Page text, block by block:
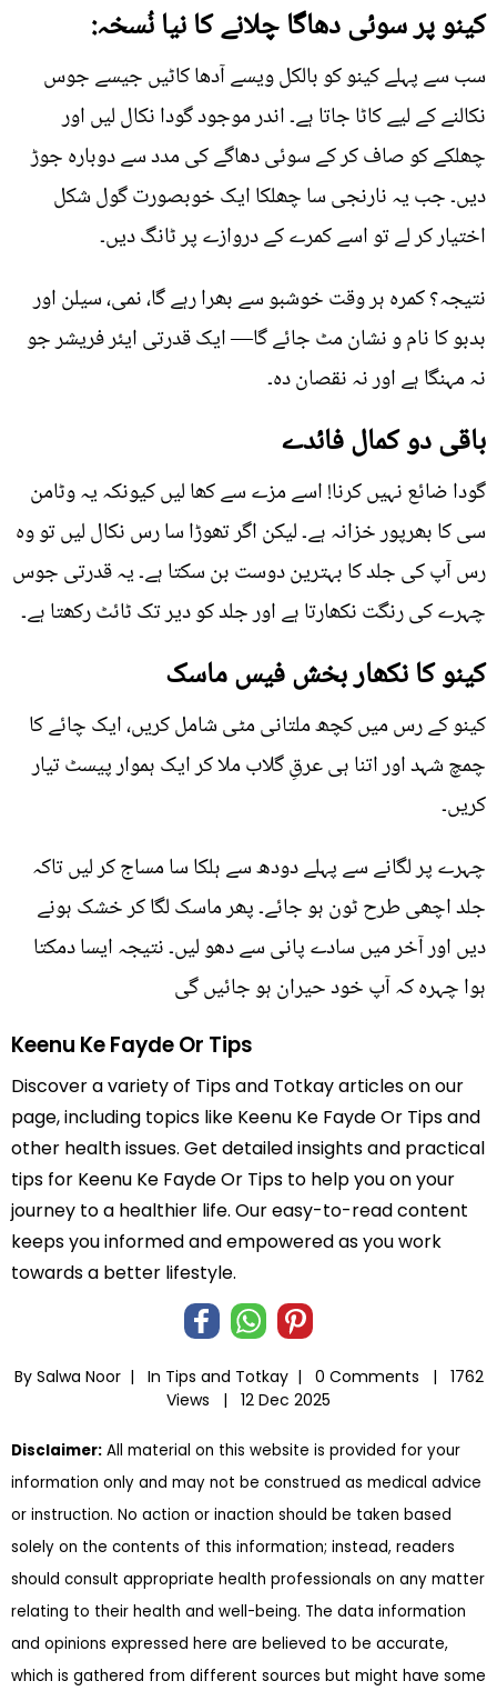
کینو پر سوئی دھاگا چلانے کا نیا نُسخہ:
سب سے پہلے کینو کو بالکل ویسے آدھا کاٹیں جیسے جوس
نکالنے کے لیے کاٹا جاتا ہے۔ اندر موجود گودا نکال لیں اور
چھلکے کو صاف کر کے سوئی دھاگے کی مدد سے دوبارہ جوڑ
دیں۔ جب یہ نارنجی سا چھلکا ایک خوبصورت گول شکل
اختیار کر لے تو اسے کمرے کے دروازے پر ٹانگ دیں۔
نتیجہ؟ کمرہ ہر وقت خوشبو سے بھرا رہے گا، نمی، سیلن اور
بدبو کا نام و نشان مٹ جائے گا— ایک قدرتی ایئر فریشر جو
نہ مہنگا ہے اور نہ نقصان دہ۔
باقی دو کمال فائدے
گودا ضائع نہیں کرنا! اسے مزے سے کھا لیں کیونکہ یہ وٹامن
سی کا بھرپور خزانہ ہے۔ لیکن اگر تھوڑا سا رس نکال لیں تو وہ
رس آپ کی جلد کا بہترین دوست بن سکتا ہے۔ یہ قدرتی جوس
چہرے کی رنگت نکھارتا ہے اور جلد کو دیر تک ٹائٹ رکھتا ہے۔
کینو کا نکھار بخش فیس ماسک
کینو کے رس میں کچھ ملتانی مٹی شامل کریں، ایک چائے کا
چمچ شہد اور اتنا ہی عرقِ گلاب ملا کر ایک ہموار پیسٹ تیار
کریں۔
چہرے پر لگانے سے پہلے دودھ سے ہلکا سا مساج کر لیں تاکہ
جلد اچھی طرح ٹون ہو جائے۔ پھر ماسک لگا کر خشک ہونے
دیں اور آخر میں سادے پانی سے دھو لیں۔ نتیجہ ایسا دمکتا
ہوا چہرہ کہ آپ خود حیران ہو جائیں گی
Keenu Ke Fayde Or Tips
Discover a variety of Tips and Totkay articles on our
page, including topics like Keenu Ke Fayde Or Tips and
other health issues. Get detailed insights and practical
tips for Keenu Ke Fayde Or Tips to help you on your
journey to a healthier life. Our easy-to-read content
keeps you informed and empowered as you work
towards a better lifestyle.
By Salwa Noor | In Tips and Totkay| 0 Comments |
1762
Views |
12 Dec 2025
Disclaimer: All material on this website is provided for your
information only and may not be construed as medical advice
or instruction. No action or inaction should be taken based
solely on the contents of this information; instead, readers
should consult appropriate health professionals on any matter
relating to their health and well-being. The data information
and opinions expressed here are believed to be accurate,
which is gathered from different sources but might have some